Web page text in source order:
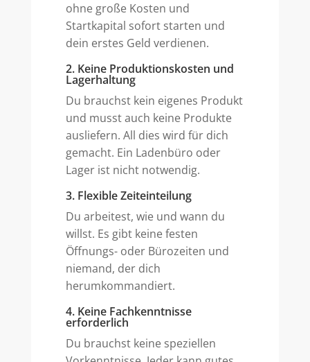
ohne große Kosten und
Startkapital sofort starten und
dein erstes Geld verdienen.
2. Keine Produktionskosten und
Lagerhaltung
Du brauchst kein eigenes Produkt
und musst auch keine Produkte
ausliefern. All dies wird für dich
gemacht. Ein Ladenbüro oder
Lager ist nicht notwendig.
3. Flexible Zeiteinteilung
Du arbeitest, wie und wann du
willst. Es gibt keine festen
Öffnungs- oder Bürozeiten und
niemand, der dich
herumkommandiert.
4. Keine Fachkenntnisse
erforderlich
Du brauchst keine speziellen